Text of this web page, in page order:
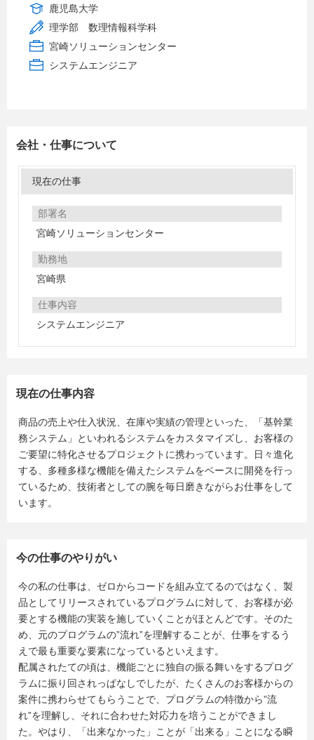
鹿児島大学
理学部 数理情報科学科
宮崎ソリューションセンター
システムエンジニア
会社・仕事について
現在の仕事
部署名
宮崎ソリューションセンター
勤務地
宮崎県
仕事内容
システムエンジニア
現在の仕事内容
商品の売上や仕入状況、在庫や実績の管理といった、「基幹業
務システム」といわれるシステムをカスタマイズし、お客様の
ご要望に特化させるプロジェクトに携わっています。日々進化
する、多種多様な機能を備えたシステムをベースに開発を行っ
ているため、技術者としての腕を毎日磨きながらお仕事をして
います。
今の仕事のやりがい
今の私の仕事は、ゼロからコードを組み立てるのではなく、製
品としてリリースされているプログラムに対して、お客様が必
要とする機能の実装を施していくことがほとんどです。そのた
め、元のプログラムの”流れ”を理解することが、仕事をするう
えで最も重要な要素になっているといえます。
配属されたての頃は、機能ごとに独自の振る舞いをするプログ
ラムに振り回されっぱなしでしたが、たくさんのお客様からの
案件に携わらせてもらうことで、プログラムの特徴から”流
れ”を理解し、それに合わせた対応力を培うことができまし
た。やはり、「出来なかった」ことが「出来る」ことになる瞬